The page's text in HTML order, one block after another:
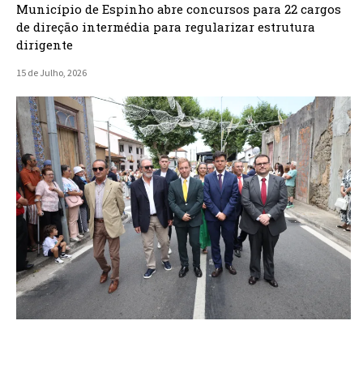
Município de Espinho abre concursos para 22 cargos
de direção intermédia para regularizar estrutura
dirigente
15 de Julho, 2026